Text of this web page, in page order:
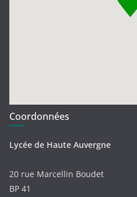
Coordonnées
Lycée de Haute Auvergne
20 rue Marcellin Boudet
BP 41